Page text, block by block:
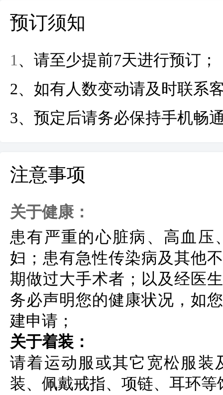
预订须知
1 、请至少提前7天进行预订；
2、如有人数变动请及时联系
3、预定后请务必保持手机畅
注意事项
关于健康：
患有严重的心脏病、高血
妇；患有急性传染病及其他
期做过大手术者；以及经医
务必声明您的健康状况，如
建申请；
关于着装：
请着运动服或其它宽松服装
装、佩戴戒指、项链、耳环等